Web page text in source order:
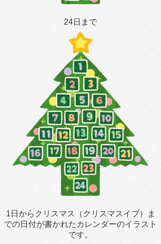
24日まで
1日からクリスマス（クリスマスイブ）ま
での日付が書かれたカレンダーのイラスト
です。